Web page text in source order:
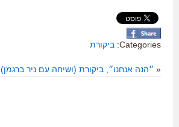
Categories: ביקורת
« ״הנה אנחנו״, ביקורת (ושיחה עם ניר ברגמן)